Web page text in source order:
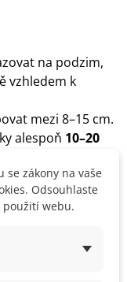
na podzim,
vzhledem k
mezi 8–15 cm.
alespoň 10–20
či
hlinitopísčitý.
se zákony na vaše
Odsouhlaste
použití webu.